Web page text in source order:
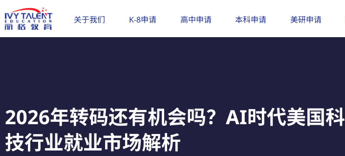
至
内
关于我们 K-8申请 高中申请 本科申请 美研申请
2026年转码还有机会吗？AI时代美国科
技行业就业市场解析